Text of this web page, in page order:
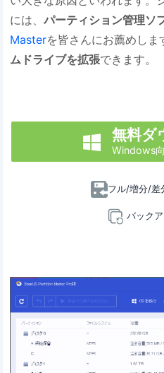
には、パーティション管理ソ
Masterを皆さんにお薦めしま
ムドライブを拡張できます。
 無料ダ
Windows
フル/増分/差
バック